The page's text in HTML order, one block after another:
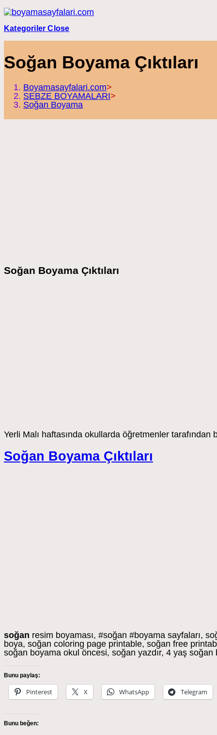
Skip
to
content
Kategoriler Close
Soğan Boyama Çıktıları
Boyamasayfalari.com>
SEBZE BOYAMALARI>
Soğan Boyama
Soğan Boyama Çıktıları
Yerli Malı haftasında okullarda öğretmenler tarafından
Soğan Boyama Çıktıları
soğan resim boyaması, #soğan #boyama sayfaları,
boya, soğan coloring page printable, soğan free
soğan boyama okul öncesi, soğan yazdır, 4 yaş soğan
Bunu paylaş:
Pinterest X WhatsApp Telegram
Bunu beğen: